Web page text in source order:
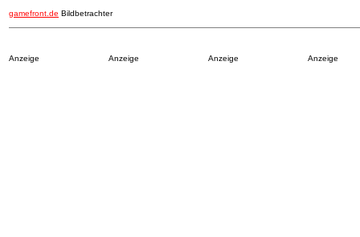
gamefront.de Bildbetrachter
Anzeige Anzeige Anzeige Anzeige